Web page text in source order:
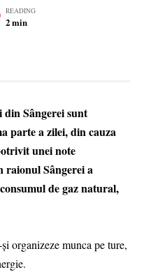
READING
2 min
Sângerei sunt
parte a zilei, din cauza
unei note
raionul Sângerei a
de gaz natural,
organizeze munca pe ture,